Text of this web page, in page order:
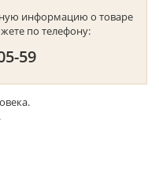
информацию о товаре
по телефону:
59